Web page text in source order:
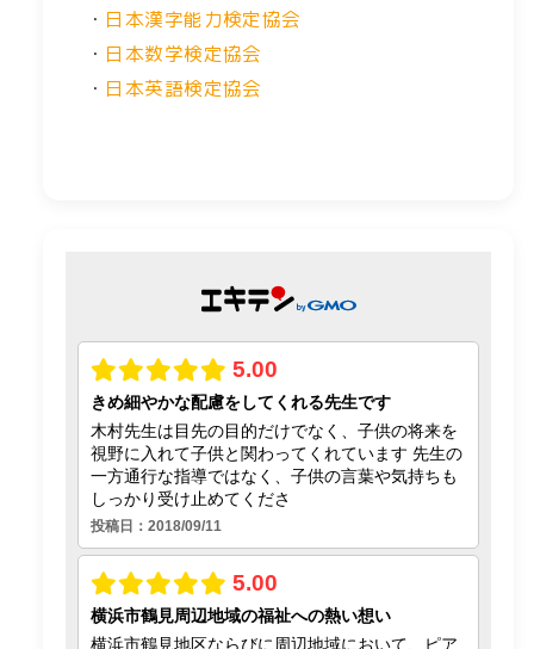
・ 日本漢字能力検定協会
・ 日本数学検定協会
・ 日本英語検定協会